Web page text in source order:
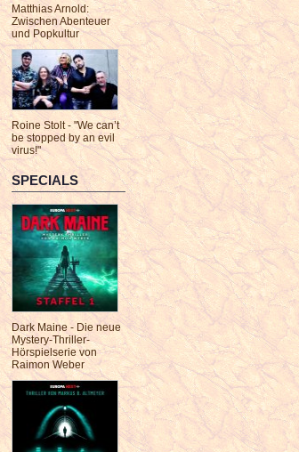
Matthias Arnold:
Zwischen Abenteuer
und Popkultur
Roine Stolt - "We can’t
be stopped by an evil
virus!"
SPECIALS
Dark Maine - Die neue
Mystery-Thriller-
Hörspielserie von
Raimon Weber